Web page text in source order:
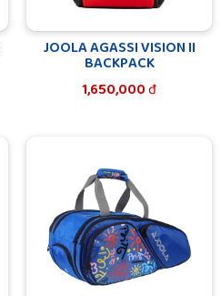
JOOLA AGASSI VISION II
BACKPACK
1,650,000đ